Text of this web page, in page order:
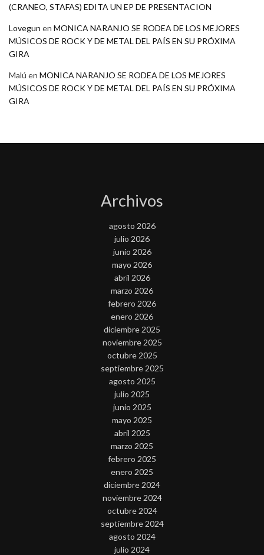
(CRANEO, STAFAS) EDITA UN EP DE PRESENTACION
Lovegun en MONICA NARANJO SE RODEA DE LOS MEJORES
MÚSICOS DE ROCK Y DE METAL DEL PAÍS EN SU PRÓXIMA
GIRA
Malú en MONICA NARANJO SE RODEA DE LOS MEJORES
MÚSICOS DE ROCK Y DE METAL DEL PAÍS EN SU PRÓXIMA
GIRA
Archivos
agosto 2026
julio 2026
junio 2026
mayo 2026
abril 2026
marzo 2026
febrero 2026
enero 2026
diciembre 2025
noviembre 2025
octubre 2025
septiembre 2025
agosto 2025
julio 2025
junio 2025
mayo 2025
abril 2025
marzo 2025
febrero 2025
enero 2025
diciembre 2024
noviembre 2024
octubre 2024
septiembre 2024
agosto 2024
julio 2024